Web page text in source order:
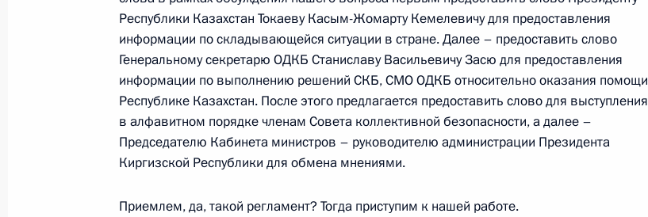
Поздравление с Рождеством Христовым
7 января 2022 года, 09:00 Московская область, Ново-Огарёво
6 января 2022 года, четверг
ОДКБ – Премьер-министра Республики Армения Н.Пашиняна
Республики Казахстан Токаеву Касым-Жомарту Кемелевичу для предоставления
информации по складывающейся ситуации в стране. Далее – предоставить слово
Генеральному секретарю ОДКБ Станиславу Васильевичу Засю для предоставления
информации по выполнению решений СКБ, СМО ОДКБ относительно оказания помощи
Республике Казахстан. После этого предлагается предоставить слово для выступления
в алфавитном порядке членам Совета коллективной безопасности, а далее –
Председателю Кабинета министров – руководителю администрации Президента
Киргизской Республики для обмена мнениями.
Приемлем, да, такой регламент? Тогда приступим к нашей работе.